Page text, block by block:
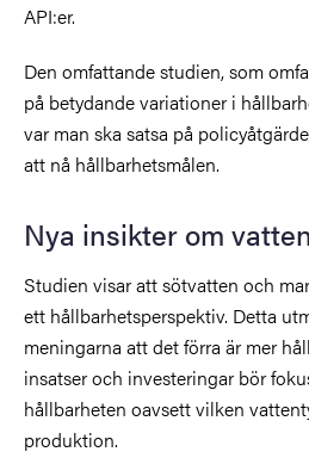
API:er.
Den omfattande studien, som
på betydande variationer i
var man ska satsa på
att nå hållbarhetsmålen.
Nya insikter om
Studien visar att sötvatten och
ett hållbarhetsperspektiv. Detta
meningarna att det förra är mer
insatser och investeringar bör
hållbarheten oavsett vilken
produktion.